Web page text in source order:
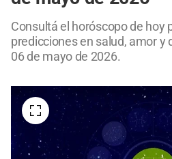
Consultá el horóscopo de hoy
predicciones en salud, amor y
06 de mayo de 2026.